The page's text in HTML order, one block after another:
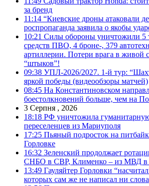
за бренд
11:14 “Киевские дроны атаковали
роспропаганда заявила о якобы
10:21 Силы обороны уничтожили 5
средств ПВО, 4 броне-, 379
артиллерии. Потери врага в живой
“штыков”!
09:38 УПЛ-2026/2027. 1-й тур:
яркой победы (видеообзоры матчей)
08:45 На Константиновском
боестолкновений больше, чем на
3 Серпня , 2026
18:18 РФ уничтожила
переселенцев из Мариуполя
17:25 Пьяный подросток на
Горловке
16:32 Зеленский продолжает
СНБО в СВР, Клименко – из МВД
13:49 Гауляйтер Горловки
которых сам же не написал ни слова